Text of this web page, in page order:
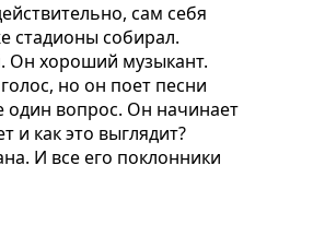
сам себя
стадионы собирал.
Он хороший музыкант.
но он поет песни
один вопрос. Он начинает
и как это выглядит?
И все его поклонники